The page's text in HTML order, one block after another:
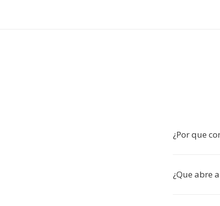
¿Por que
¿Que abre